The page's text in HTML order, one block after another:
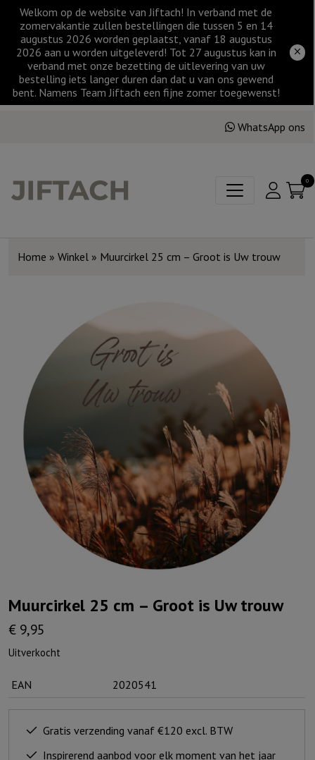
Welkom op de website van Jiftach! In verband met de
zomervakantie zullen bestellingen die tussen 5 en 14
augustus 2026 worden geplaatst, vanaf 18 augustus
2026 aan u worden uitgeleverd! Tot 27 augustus kan in
verband met onze bezetting de uitlevering van uw
bestelling iets langer duren dan dat u van ons gewend
bent. Namens Team Jiftach een fijne zomer toegewenst!
WhatsApp ons
0
Home » Winkel » Muurcirkel 25 cm – Groot is Uw trouw
Muurcirkel 25 cm – Groot is Uw trouw
€ 9,95
Uitverkocht
EAN 2020541
Gratis verzending vanaf €120 excl. BTW
Inspirerend aanbod voor elk moment van het jaar